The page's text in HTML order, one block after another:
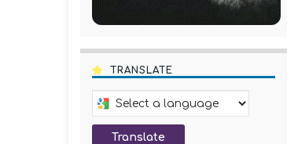
TRANSLATE
Select a language to translate
Translate